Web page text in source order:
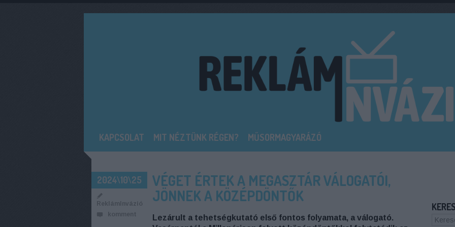
KAPCSOLAT MIT NÉZTÜNK RÉGEN? MŰSORMAGYARÁZÓ
2024\10\25
ReklámInvázió
komment
VÉGET ÉRTEK A MEGASZTÁR VÁLOGATÓI,
JÖNNEK A KÖZÉPDÖNTŐK
Lezárult a tehetségkutató első fontos folyamata, a válogató.